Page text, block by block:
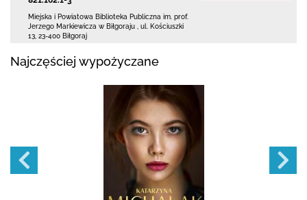
Miejska i Powiatowa Biblioteka Publiczna im. prof.
Jerzego Markiewicza w Biłgoraju
ul. Kościuszki
13 23-400 Biłgoraj
Najczęściej wypożyczane